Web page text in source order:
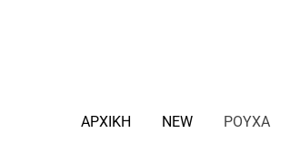
ΑΡΧΙΚΗ NEW ΡΟΥΧΑ